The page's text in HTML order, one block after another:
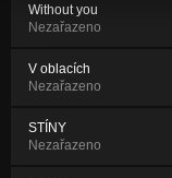
Without you
Nezařazeno
V oblacích
Nezařazeno
STÍNY
Nezařazeno